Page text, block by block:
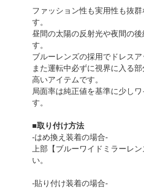
ファッション性も実用性も抜
す。
昼間の太陽の反射光や夜間の
す。
ブルーレンズの採用でドレスア
また運転中必ずに視界に入る
高いアイテムです。
局面率は純正値を基準に少し
す。
■取り付け方法
-はめ換え装着の場合-
上部【ブルーワイドミラーレ
い。
-貼り付け装着の場合-